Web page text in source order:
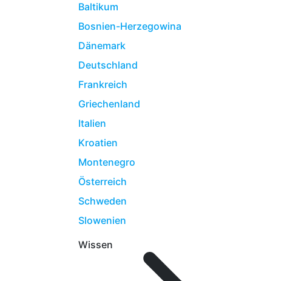
Baltikum
Bosnien-Herzegowina
Dänemark
Deutschland
Frankreich
Griechenland
Italien
Kroatien
Montenegro
Österreich
Schweden
Slowenien
Wissen